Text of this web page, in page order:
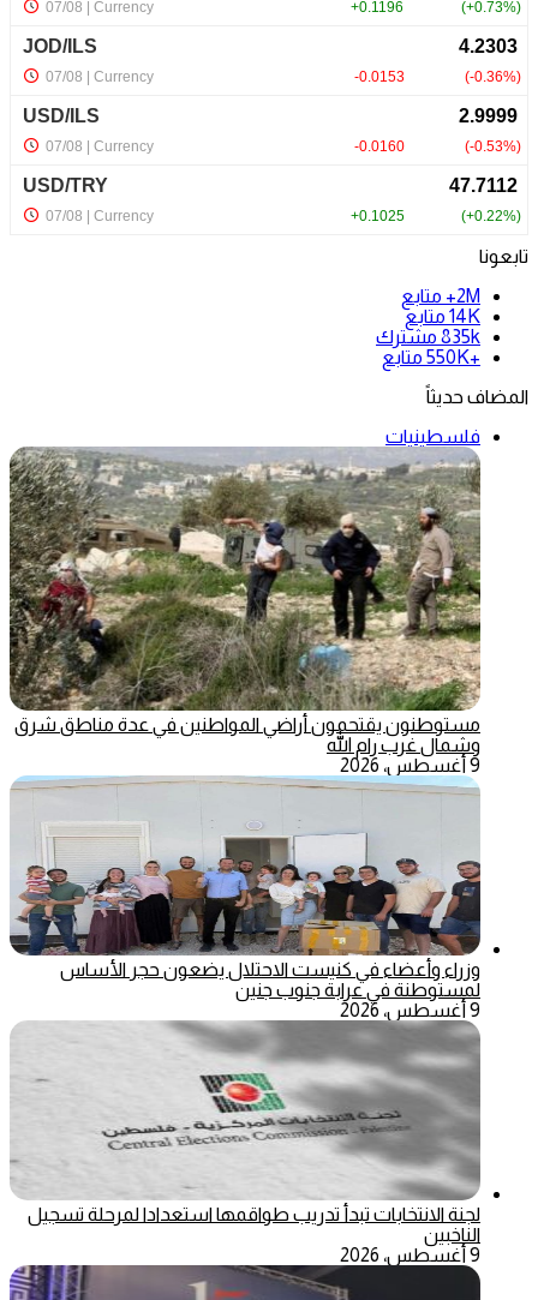
تابعونا
2M+
متابع
14K متابع
835k مشترك
+550K
متابع
المضاف حديثاً
فلسطينيات
مستوطنون يقتحمون أراضي المواطنين في عدة مناطق شرق
وشمال غرب رام الله
9 أغسطس، 2026
وزراء وأعضاء في كنيست الاحتلال يضعون حجر الأساس
لمستوطنة في عرابة جنوب جنين
9 أغسطس، 2026
لجنة الانتخابات تبدأ تدريب طواقمها استعدادا لمرحلة تسجيل
الناخبين
9 أغسطس، 2026